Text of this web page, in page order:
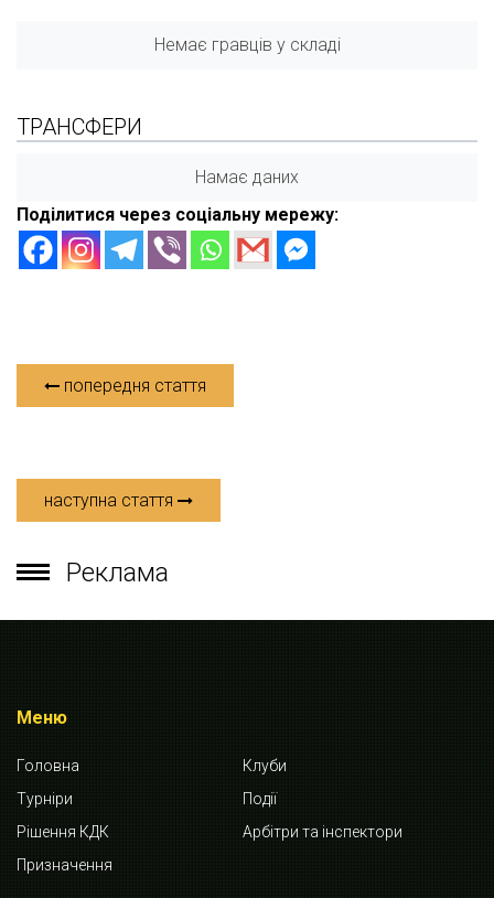
Немає гравців у складі
ТРАНСФЕРИ
Намає даних
Поділитися через соціальну мережу:
попередня стаття
наступна стаття
Реклама
Меню
Головна
Клуби
Турніри
Події
Рішення КДК
Арбітри та інспектори
Призначення